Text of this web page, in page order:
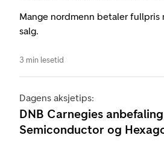
Mange nordmenn betaler fullpris
salg.
3 min lesetid
Dagens aksjetips:
DNB Carnegies
Semiconductor og